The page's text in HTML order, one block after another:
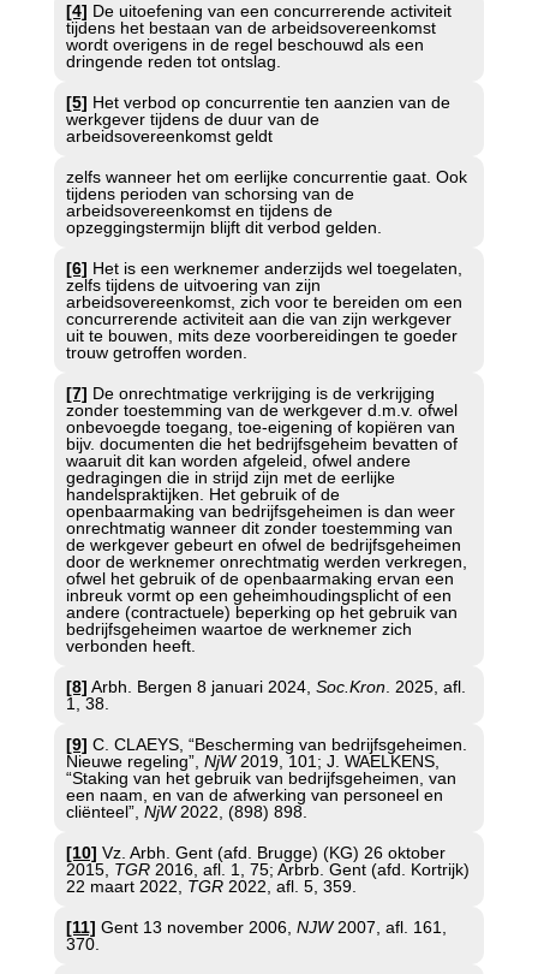
[4] De uitoefening van een concurrerende activiteit
tijdens het bestaan van de arbeidsovereenkomst
wordt overigens in de regel beschouwd als een
dringende reden tot ontslag.
[5] Het verbod op concurrentie ten aanzien van de
werkgever tijdens de duur van de
arbeidsovereenkomst geldt
zelfs wanneer het om eerlijke concurrentie gaat. Ook
tijdens perioden van schorsing van de
arbeidsovereenkomst en tijdens de
opzeggingstermijn blijft dit verbod gelden.
[6] Het is een werknemer anderzijds wel toegelaten,
zelfs tijdens de uitvoering van zijn
arbeidsovereenkomst, zich voor te bereiden om een
concurrerende activiteit aan die van zijn werkgever
uit te bouwen, mits deze voorbereidingen te goeder
trouw getroffen worden.
[7] De onrechtmatige verkrijging is de verkrijging
zonder toestemming van de werkgever d.m.v. ofwel
onbevoegde toegang, toe-eigening of kopiëren van
bijv. documenten die het bedrijfsgeheim bevatten of
waaruit dit kan worden afgeleid, ofwel andere
gedragingen die in strijd zijn met de eerlijke
handelspraktijken. Het gebruik of de
openbaarmaking van bedrijfsgeheimen is dan weer
onrechtmatig wanneer dit zonder toestemming van
de werkgever gebeurt en ofwel de bedrijfsgeheimen
door de werknemer onrechtmatig werden verkregen,
ofwel het gebruik of de openbaarmaking ervan een
inbreuk vormt op een geheimhoudingsplicht of een
andere (contractuele) beperking op het gebruik van
bedrijfsgeheimen waartoe de werknemer zich
verbonden heeft.
[8] Arbh. Bergen 8 januari 2024, Soc.Kron. 2025, afl.
1, 38.
[9] C. CLAEYS, “Bescherming van bedrijfsgeheimen.
Nieuwe regeling”, NjW2019, 101; J. WAELKENS,
“Staking van het gebruik van bedrijfsgeheimen, van
een naam, en van de afwerking van personeel en
cliënteel”, NjW2022, (898) 898.
[10] Vz. Arbh. Gent (afd. Brugge) (KG) 26 oktober
2015, TGR2016, afl. 1, 75; Arbrb. Gent (afd. Kortrijk)
22 maart 2022, TGR 2022, afl. 5, 359.
[11] Gent 13 november 2006, NJW2007, afl. 161,
370.